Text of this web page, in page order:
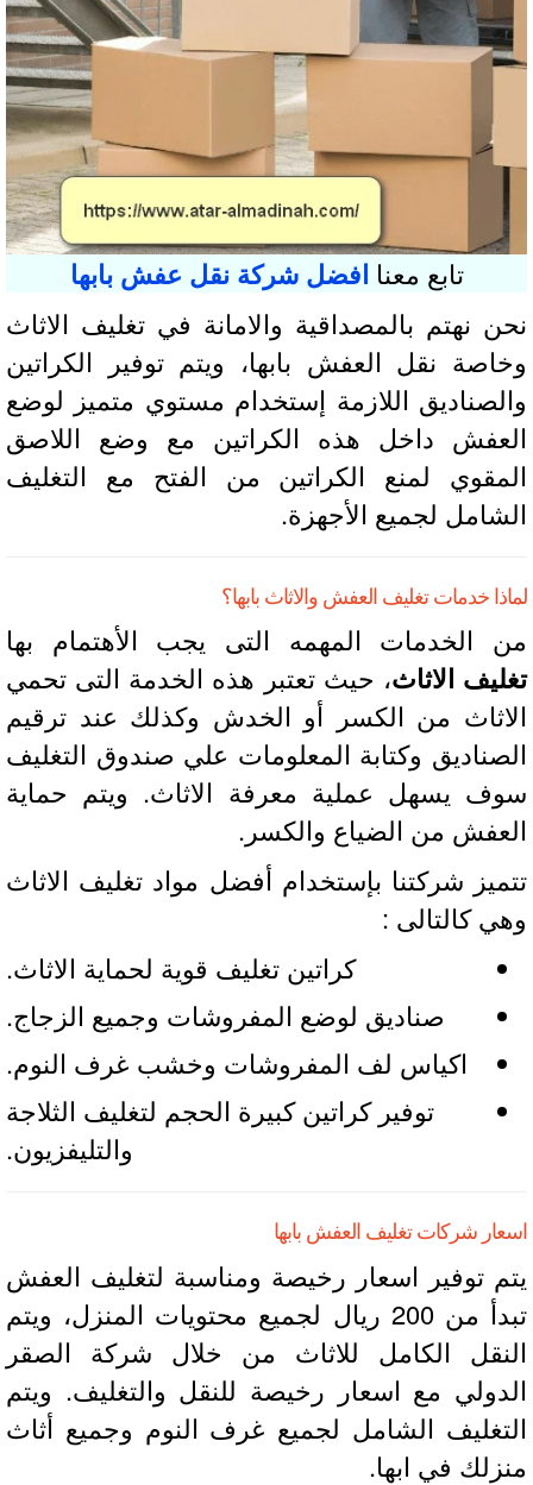
تابع معناافضل شركة نقل عفش بابها
نهتم بالمصداقية والامانة في تغليف الاثاث
نقل العفش بابها، ويتم توفير الكراتين
اللازمة إستخدام مستوي متميز لوضع
داخل هذه الكراتين مع وضع اللاصق
لمنع الكراتين من الفتح مع التغليف
لجميع الأجهزة.
خدمات تغليف العفش والاثاث بابها؟
الخدمات المهمه التى يجب الأهتمام بها
الاثاث، حيث تعتبر هذه الخدمة التى تحمي
من الكسر أو الخدش وكذلك عند ترقيم
وكتابة المعلومات علي صندوق التغليف
يسهل عملية معرفة الاثاث. ويتم حماية
من الضياع والكسر.
شركتنا بإستخدام أفضل مواد تغليف الاثاث
كالتالى :
كراتين تغليف قوية لحماية الاثاث.
صناديق لوضع المفروشات وجميع الزجاج.
اكياس لف المفروشات وخشب غرف النوم.
توفير كراتين كبيرة الحجم لتغليف الثلاجة
والتليفزيون.
شركات تغليف العفش بابها
توفير اسعار رخيصة ومناسبة لتغليف العفش
تبدأ من 200 ريال لجميع محتويات المنزل، ويتم
الكامل للاثاث من خلال شركة الصقر
مع اسعار رخيصة للنقل والتغليف. ويتم
الشامل لجميع غرف النوم وجميع أثاث
في ابها.